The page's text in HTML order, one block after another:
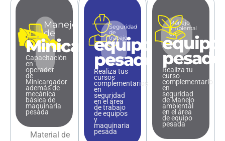
Manejo
de
Minicargador
Capacitación
en
operador
de
Minicargador
además de
mecánica
básica de
maquinaria
pesada
Material de
Seguridad
de
trabajo
en
equipo
pesado
Realiza tus
cursos
complementarios
en
seguridad
en el área
de trabajo
de equipos
y
maquinaria
pesada
Manejo
ambiental
en
equipo
pesado
Realiza tu
curso
complementario
en
seguridad
de Manejo
ambiental
en el área
de equipo
pesada